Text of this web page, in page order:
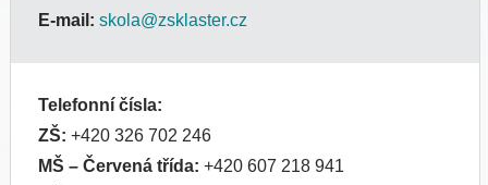
E-mail: skola@zsklaster.cz
Telefonní čísla:
ZŠ: +420 326 702 246
MŠ – Červená třída: +420 607 218 941